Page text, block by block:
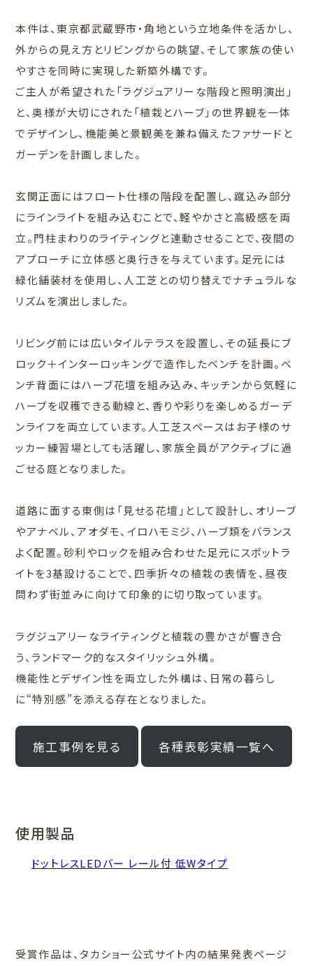
本件は、東京都武蔵野市・角地という立地条件を活かし、
外からの見え方とリビングからの眺望、そして家族の使い
やすさを同時に実現した新築外構です。
ご主人が希望された「ラグジュアリーな階段と照明演出」
と、奥様が大切にされた「植栽とハーブ」の世界観を一体
でデザインし、機能美と景観美を兼ね備えたファサードと
ガーデンを計画しました。
玄関正面にはフロート仕様の階段を配置し、蹴込み部分
にラインライトを組み込むことで、軽やかさと高級感を両
立。門柱まわりのライティングと連動させることで、夜間の
アプローチに立体感と奥行きを与えています。足元には
緑化舗装材を使用し、人工芝との切り替えでナチュラルな
リズムを演出しました。
リビング前には広いタイルテラスを設置し、その延長にブ
ロック＋インターロッキングで造作したベンチを計画。ベ
ンチ背面にはハーブ花壇を組み込み、キッチンから気軽に
ハーブを収穫できる動線と、香りや彩りを楽しめるガーデ
ンライフを両立しています。人工芝スペースはお子様のサ
ッカー練習場としても活躍し、家族全員がアクティブに過
ごせる庭となりました。
道路に面する東側は「見せる花壇」として設計し、オリーブ
やアナベル、アオダモ、イロハモミジ、ハーブ類をバランス
よく配置。砂利やロックを組み合わせた足元にスポットラ
イトを3基設けることで、四季折々の植栽の表情を、昼夜
問わず街並みに向けて印象的に切り取っています。
ラグジュアリーなライティングと植栽の豊かさが響き合
う、ランドマーク的なスタイリッシュ外構。
機能性とデザイン性を両立した外構は、日常の暮らし
に“特別感”を添える存在となりました。
施工事例を見る 各種表彰実績一覧へ
使用製品
ドットレスLEDバー レール付 低Wタイプ
受賞作品は、タカショー公式サイト内の結果発表ページ